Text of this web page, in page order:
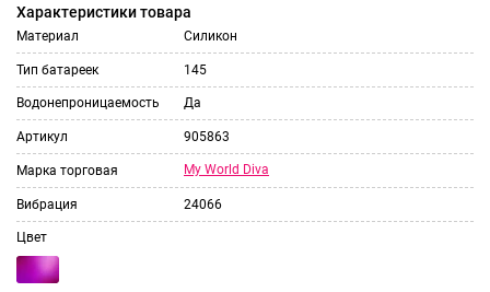
Характеристики товара
Материал Силикон
Тип батареек 145
Водонепроницаемость Да
Артикул 905863
Марка торговая My World Diva
Вибрация 24066
Цвет